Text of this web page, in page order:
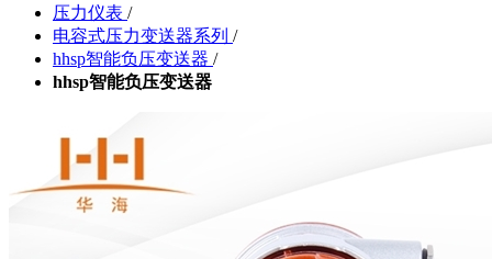
压力仪表 /
电容式压力变送器系列 /
hhsp智能负压变送器 /
hhsp智能负压变送器